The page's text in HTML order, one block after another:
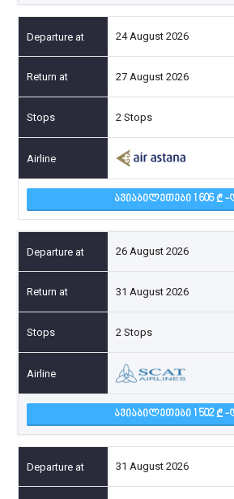
24 August 2026
27 August 2026
2 Stops
ᲐᲕᲘᲐᲑᲘᲚᲔᲗᲔᲑᲘ 1 606 -
26 August 2026
31 August 2026
2 Stops
ᲐᲕᲘᲐᲑᲘᲚᲔᲗᲔᲑᲘ 1 502 -
31 August 2026